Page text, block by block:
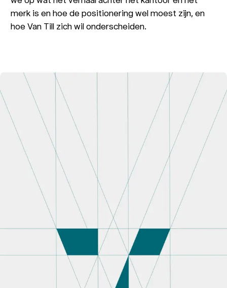
merk is en hoe de positionering wel moest zijn, en
hoe Van Till zich wil onderscheiden.